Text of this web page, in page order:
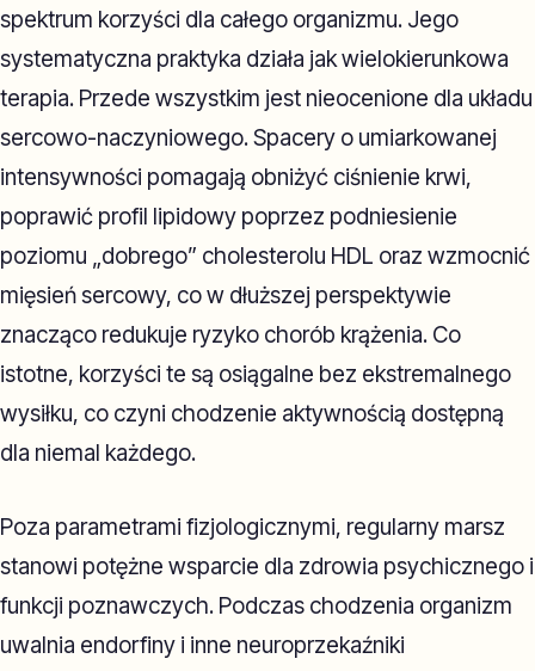
spektrum korzyści dla całego organizmu. Jego
systematyczna praktyka działa jak wielokierunkowa
terapia. Przede wszystkim jest nieocenione dla układu
sercowo-naczyniowego. Spacery o umiarkowanej
intensywności pomagają obniżyć ciśnienie krwi,
poprawić profil lipidowy poprzez podniesienie
poziomu „dobrego” cholesterolu HDL oraz wzmocnić
mięsień sercowy, co w dłuższej perspektywie
znacząco redukuje ryzyko chorób krążenia. Co
istotne, korzyści te są osiągalne bez ekstremalnego
wysiłku, co czyni chodzenie aktywnością dostępną
dla niemal każdego.
Poza parametrami fizjologicznymi, regularny marsz
stanowi potężne wsparcie dla zdrowia psychicznego i
funkcji poznawczych. Podczas chodzenia organizm
uwalnia endorfiny i inne neuroprzekaźniki